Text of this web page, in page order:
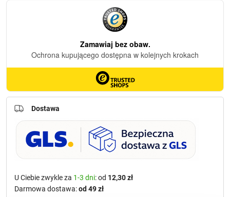
Dostawa
U Ciebie zwykle za 1-3 dni: od 12,30 zł
Darmowa dostawa:od 49 zł